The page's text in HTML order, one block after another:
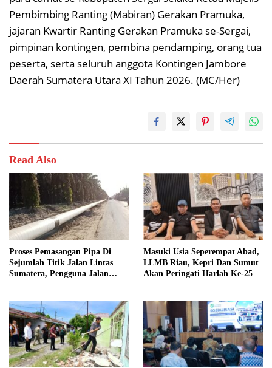
Pembimbing Ranting (Mabiran) Gerakan Pramuka,
jajaran Kwartir Ranting Gerakan Pramuka se-Sergai,
pimpinan kontingen, pembina pendamping, orang tua
peserta, serta seluruh anggota Kontingen Jambore
Daerah Sumatera Utara XI Tahun 2026. (MC/Her)
Read Also
Proses Pemasangan Pipa Di
Sejumlah Titik Jalan Lintas
Sumatera, Pengguna Jalan
Masuki Usia Seperempat Abad,
LLMB Riau, Kepri Dan Sumut
Akan Peringati Harlah Ke-25